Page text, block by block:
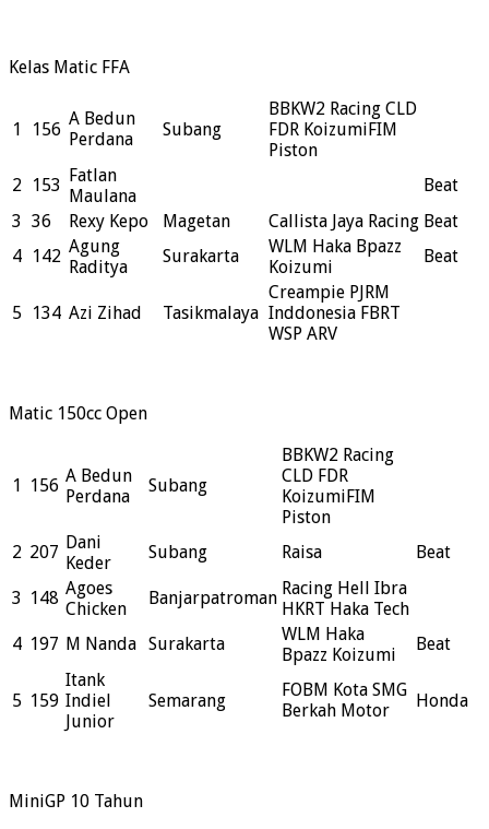
Kelas Matic FFA
1 156
A Bedun
Perdana
Subang
BBKW2 Racing CLD
FDR KoizumiFIM
Piston
2 153 Fatlan
Maulana
Beat
3 36 Rexy Kepo Magetan Callista Jaya Racing Beat
4 142 Agung
Raditya
Surakarta
WLM Haka Bpazz
Koizumi
Beat
5 134 Azi Zihad Tasikmalaya
Creampie PJRM
Inddonesia FBRT
WSP ARV
Matic 150cc Open
1 156 A Bedun
Perdana
Subang
BBKW2 Racing
CLD FDR
KoizumiFIM
Piston
2 207 Dani
Keder
Subang Raisa Beat
3 148 Agoes
Chicken
Banjarpatroman Racing Hell Ibra
HKRT Haka Tech
4 197 M Nanda Surakarta
WLM Haka
Bpazz Koizumi
Beat
5 159
Itank
Indiel
Junior
Semarang
FOBM Kota SMG
Berkah Motor
Honda
MiniGP 10 Tahun